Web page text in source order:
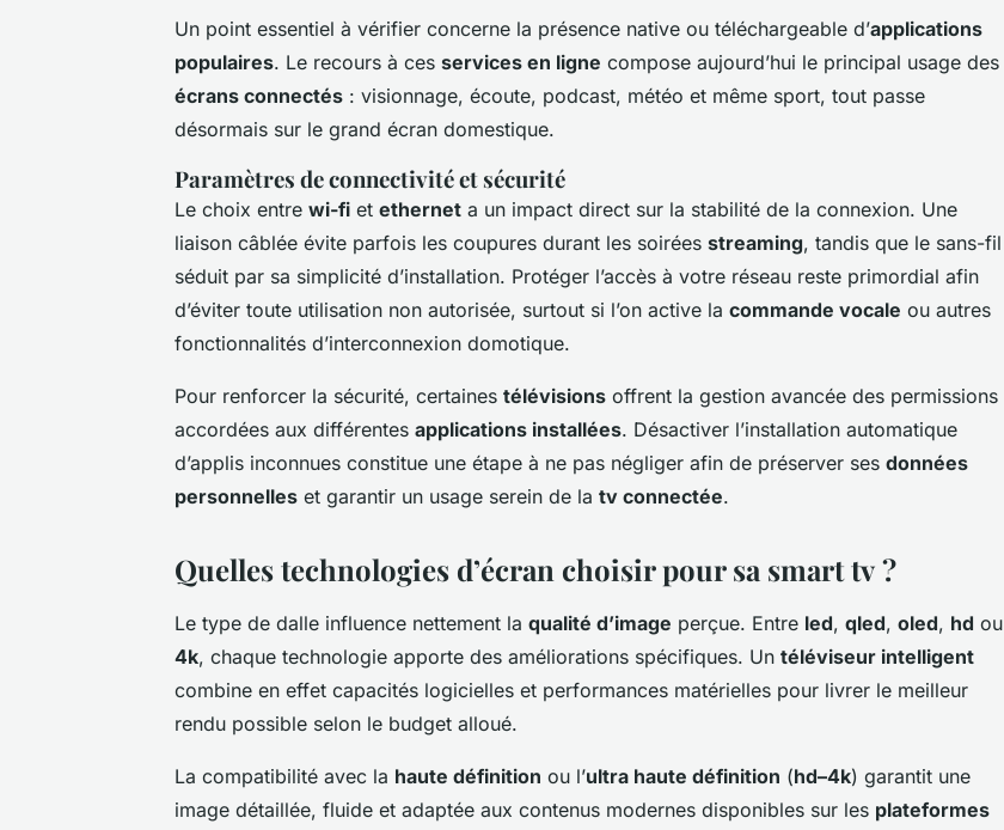
Un point essentiel à vérifier concerne la présence native ou téléchargeable d’applications
populaires. Le recours à ces services en ligne compose aujourd’hui le principal usage des
écrans connectés : visionnage, écoute, podcast, météo et même sport, tout passe
désormais sur le grand écran domestique.
Paramètres de connectivité et sécurité
Le choix entre wi-fi et ethernet a un impact direct sur la stabilité de la connexion. Une
liaison câblée évite parfois les coupures durant les soirées streaming, tandis que le sans-fil
séduit par sa simplicité d’installation. Protéger l’accès à votre réseau reste primordial afin
d’éviter toute utilisation non autorisée, surtout si l’on active la commande vocale ou autres
fonctionnalités d’interconnexion domotique.
Pour renforcer la sécurité, certaines télévisions offrent la gestion avancée des permissions
accordées aux différentes applications installées. Désactiver l’installation automatique
d’applis inconnues constitue une étape à ne pas négliger afin de préserver ses données
personnelles et garantir un usage serein de la tv connectée.
Quelles technologies d’écran choisir pour sa smart tv ?
Le type de dalle influence nettement la qualité d’image perçue. Entre led, qled, oled, hd ou
4k, chaque technologie apporte des améliorations spécifiques. Un téléviseur intelligent
combine en effet capacités logicielles et performances matérielles pour livrer le meilleur
rendu possible selon le budget alloué.
La compatibilité avec la haute définition ou l’ultra haute définition (hd–4k) garantit une
image détaillée, fluide et adaptée aux contenus modernes disponibles sur les plateformes